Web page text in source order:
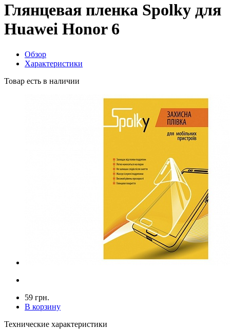
Глянцевая пленка Spolky для
Huawei Honor 6
Обзор
Характеристики
Товар есть в наличии
59 грн.
В корзину
Технические характеристики